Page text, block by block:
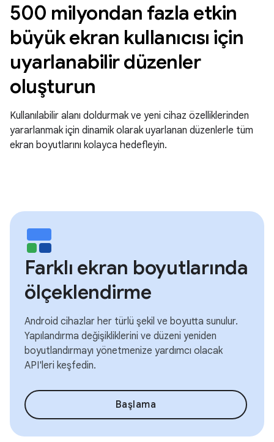
500 milyondan fazla etkin
büyük ekran kullanıcısı için
uyarlanabilir düzenler
oluşturun
Kullanılabilir alanı doldurmak ve yeni cihaz özelliklerinden
yararlanmak için dinamik olarak uyarlanan düzenlerle tüm
ekran boyutlarını kolayca hedefleyin.
Farklı ekran boyutlarında
ölçeklendirme
Android cihazlar her türlü şekil ve boyutta sunulur.
Yapılandırma değişikliklerini ve düzeni yeniden
boyutlandırmayı yönetmenize yardımcı olacak
API'leri keşfedin.
Başlama